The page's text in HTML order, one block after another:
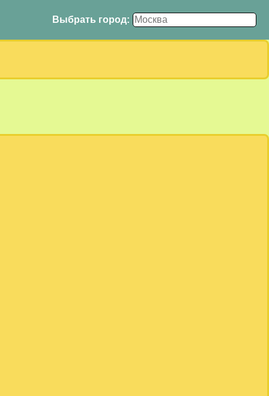
Выбрать город: